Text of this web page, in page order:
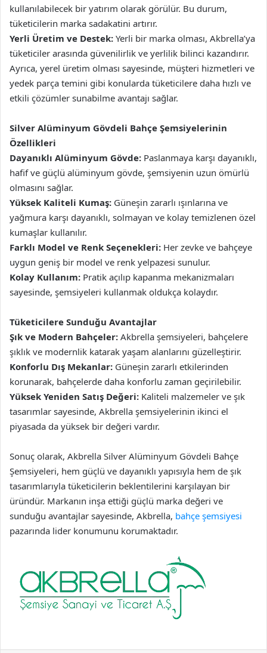
kullanılabilecek bir yatırım olarak görülür. Bu durum,
tüketicilerin marka sadakatini artırır.
Yerli Üretim ve Destek: Yerli bir marka olması, Akbrella’ya
tüketiciler arasında güvenilirlik ve yerlilik bilinci kazandırır.
Ayrıca, yerel üretim olması sayesinde, müşteri hizmetleri ve
yedek parça temini gibi konularda tüketicilere daha hızlı ve
etkili çözümler sunabilme avantajı sağlar.
Silver Alüminyum Gövdeli Bahçe Şemsiyelerinin
Özellikleri
Dayanıklı Alüminyum Gövde: Paslanmaya karşı dayanıklı,
hafif ve güçlü alüminyum gövde, şemsiyenin uzun ömürlü
olmasını sağlar.
Yüksek Kaliteli Kumaş: Güneşin zararlı ışınlarına ve
yağmura karşı dayanıklı, solmayan ve kolay temizlenen özel
kumaşlar kullanılır.
Farklı Model ve Renk Seçenekleri: Her zevke ve bahçeye
uygun geniş bir model ve renk yelpazesi sunulur.
Kolay Kullanım: Pratik açılıp kapanma mekanizmaları
sayesinde, şemsiyeleri kullanmak oldukça kolaydır.
Tüketicilere Sunduğu Avantajlar
Şık ve Modern Bahçeler: Akbrella şemsiyeleri, bahçelere
şıklık ve modernlik katarak yaşam alanlarını güzelleştirir.
Konforlu Dış Mekanlar: Güneşin zararlı etkilerinden
korunarak, bahçelerde daha konforlu zaman geçirilebilir.
Yüksek Yeniden Satış Değeri: Kaliteli malzemeler ve şık
tasarımlar sayesinde, Akbrella şemsiyelerinin ikinci el
piyasada da yüksek bir değeri vardır.
Sonuç olarak, Akbrella Silver Alüminyum Gövdeli Bahçe
Şemsiyeleri, hem güçlü ve dayanıklı yapısıyla hem de şık
tasarımlarıyla tüketicilerin beklentilerini karşılayan bir
üründür. Markanın inşa ettiği güçlü marka değeri ve
sunduğu avantajlar sayesinde, Akbrella, bahçe şemsiyesi
pazarında lider konumunu korumaktadır.